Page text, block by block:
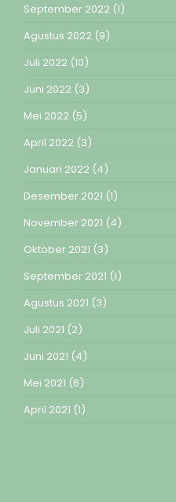
September 2022 (1)
Agustus 2022 (9)
Juli 2022 (10)
Juni 2022 (3)
Mei 2022 (5)
April 2022 (3)
Januari 2022 (4)
Desember 2021 (1)
November 2021 (4)
Oktober 2021 (3)
September 2021 (1)
Agustus 2021 (3)
Juli 2021 (2)
Juni 2021 (4)
Mei 2021 (6)
April 2021 (1)